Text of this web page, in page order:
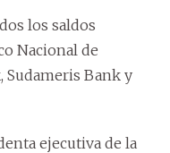
los saldos
Nacional de
Sudameris Bank y
ejecutiva de la